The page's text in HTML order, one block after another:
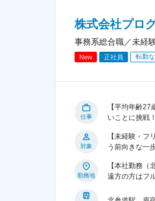
株式会社プロ
事務系総合職／未経
New 正社員 転勤
仕事
【平均年齢
いことに挑戦
対象
【未経験・
う前向きな一
勤務地
【本社勤務
遠方の方はフ